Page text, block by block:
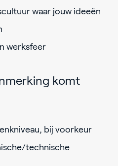
waar jouw ideeën
werksfeer
komt
bij voorkeur
technische